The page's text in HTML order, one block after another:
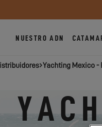
NUESTRO ADN
Yachting Mexico -